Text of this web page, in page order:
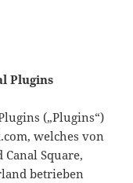
Plugins
(„Plugins“)
welches von
Square,
betrieben